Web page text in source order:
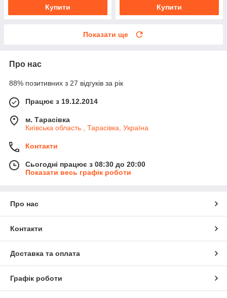
Купити Купити
Показати ще
Про нас
88% позитивних з 27 відгуків за рік
Працює з 19.12.2014
м. Тарасівка
Київська область , Тарасівка, Україна
Контакти
Сьогодні працює з 08:30 до 20:00
Показати весь графік роботи
Про нас
Контакти
Доставка та оплата
Графік роботи